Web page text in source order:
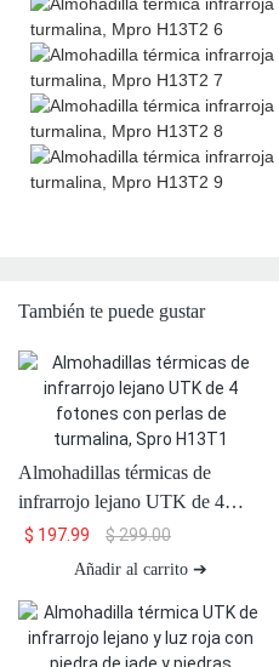
También te puede gustar
Almohadillas térmicas de
infrarrojo lejano UTK de 4
fotones con perlas de turmalina,
Spro H13T1
$ 197.99 $299.00
Añadir al carrito ➔